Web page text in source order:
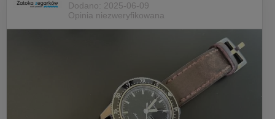
Dodano: 2025-06-09
Opinia niezweryfikowana